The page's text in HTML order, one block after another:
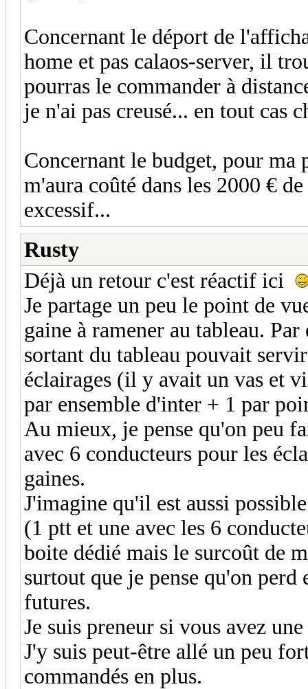
Concernant le déport de
home et pas calaos-server, il
pourras le commander à
je n'ai pas creusé... en tout cas
Concernant le budget, pour
m'aura coûté dans les 2000 €
excessif...
Rusty
Déjà un retour c'est réactif ici
Je partage un peu le point de
gaine à ramener au tableau.
sortant du tableau pouvait
éclairages (il y avait un vas et
par ensemble d'inter + 1 par
Au mieux, je pense qu'on peu
avec 6 conducteurs pour les
gaines.
J'imagine qu'il est aussi
(1 ptt et une avec les 6
boite dédié mais le surcoût de
surtout que je pense qu'on
futures.
Je suis preneur si vous avez
J'y suis peut-être allé un peu
commandés en plus.